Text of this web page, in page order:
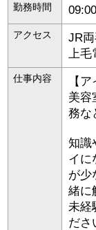
勤務時間
アクセス
JR
上毛
仕事内容
【
美容
務な
知識
イに
が少
緒に
未経
ださ